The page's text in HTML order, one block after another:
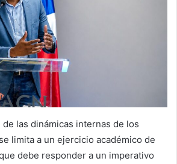
las dinámicas internas de los
limita a un ejercicio académico de
debe responder a un imperativo